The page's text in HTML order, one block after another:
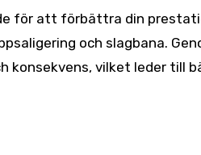
för att förbättra din
och slagbana.
konsekvens, vilket leder till